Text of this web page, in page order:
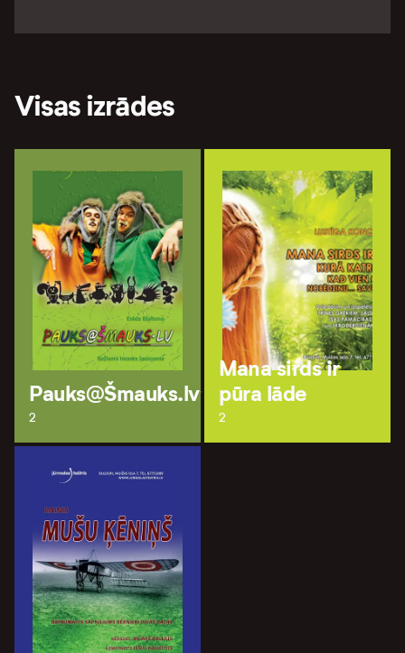
Visas izrādes
Pauks@Šmauks.lv
2
Mana sirds ir
pūra lāde
2